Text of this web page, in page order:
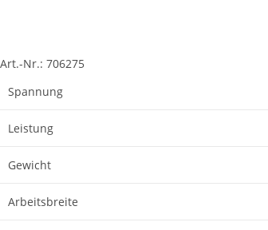
Art.-Nr.: 706275
Spannung
Leistung
Gewicht
Arbeitsbreite